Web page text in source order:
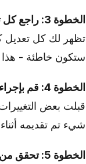
الخطوة 3: راجع كل تغيير تم تتبعه.
تظهر لك كل تعديل
ستكون خاطئة -
الخطوة 4: قم بإجراء جولة خفيفة من التصحيح على النسخة المعدلة.
قبلت بعض
شيء تم تقديمه
الخطوة 5: تحقق من مراجعك وتنسيقك بشكل منفصل.